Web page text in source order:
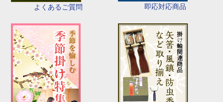
よくあるご質問 即応対応商品